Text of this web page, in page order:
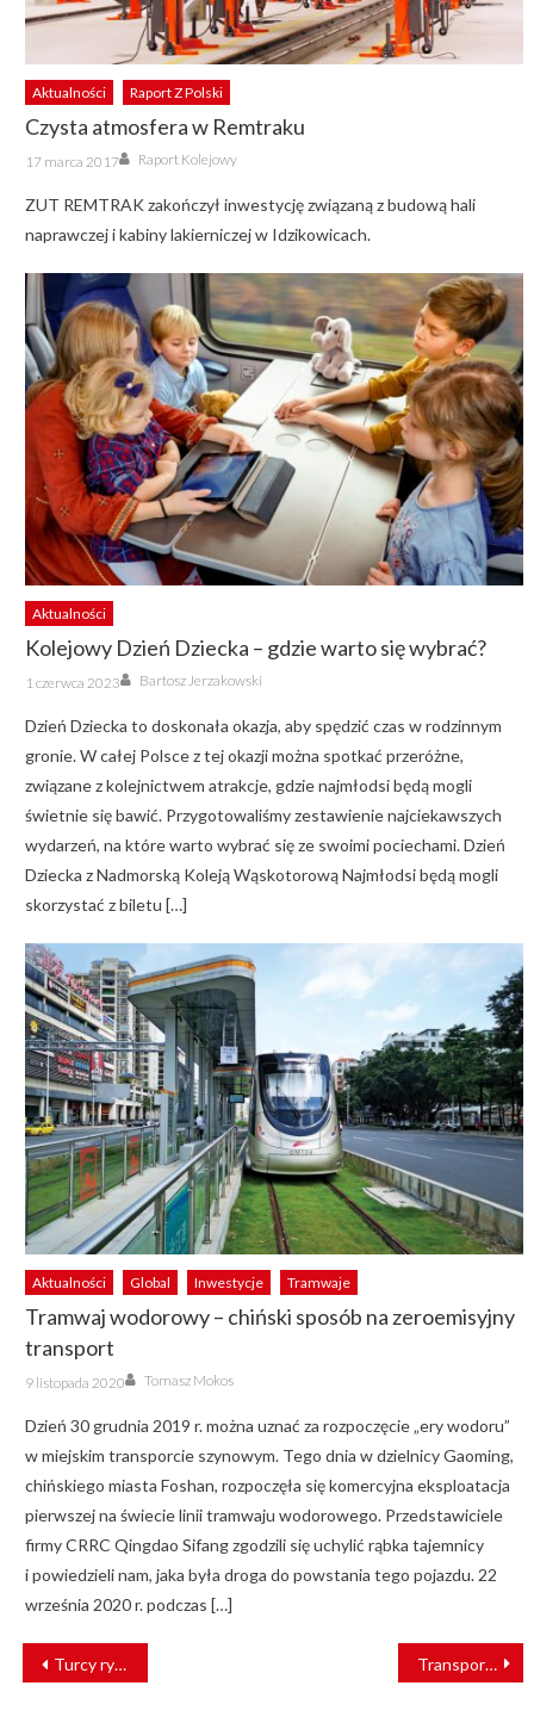
Aktualności Raport Z Polski
Czysta atmosfera w Remtraku
Posted
on
17 marca 2017 Author
Raport Kolejowy
ZUT REMTRAK zakończył inwestycję związaną z budową hali
naprawczej i kabiny lakierniczej w Idzikowicach.
Aktualności
Kolejowy Dzień Dziecka – gdzie warto się wybrać?
Posted
on
1 czerwca 2023 Author
Bartosz Jerzakowski
Dzień Dziecka to doskonała okazja, aby spędzić czas w rodzinnym
gronie. W całej Polsce z tej okazji można spotkać przeróżne,
związane z kolejnictwem atrakcje, gdzie najmłodsi będą mogli
świetnie się bawić. Przygotowaliśmy zestawienie najciekawszych
wydarzeń, na które warto wybrać się ze swoimi pociechami. Dzień
Dziecka z Nadmorską Koleją Wąskotorową Najmłodsi będą mogli
skorzystać z biletu […]
Aktualności Global Inwestycje Tramwaje
Tramwaj wodorowy – chiński sposób na zeroemisyjny
transport
Posted
on
9 listopada 2020 Author
Tomasz Mokos
Dzień 30 grudnia 2019 r. można uznać za rozpoczęcie „ery wodoru”
w miejskim transporcie szynowym. Tego dnia w dzielnicy Gaoming,
chińskiego miasta Foshan, rozpoczęła się komercyjna eksploatacja
pierwszej na świecie linii tramwaju wodorowego. Przedstawiciele
firmy CRRC Qingdao Sifang zgodzili się uchylić rąbka tajemnicy
i powiedzieli nam, jaka była droga do powstania tego pojazdu. 22
września 2020 r. podczas […]
NAWIGACJA
WPISU
Turcy rywalizują z Pesą o kontrakt na tramwaje dla Torunia Transport intermodalny z potężnym wsparciem z UE